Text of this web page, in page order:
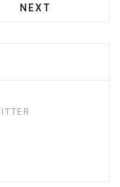
NEXT